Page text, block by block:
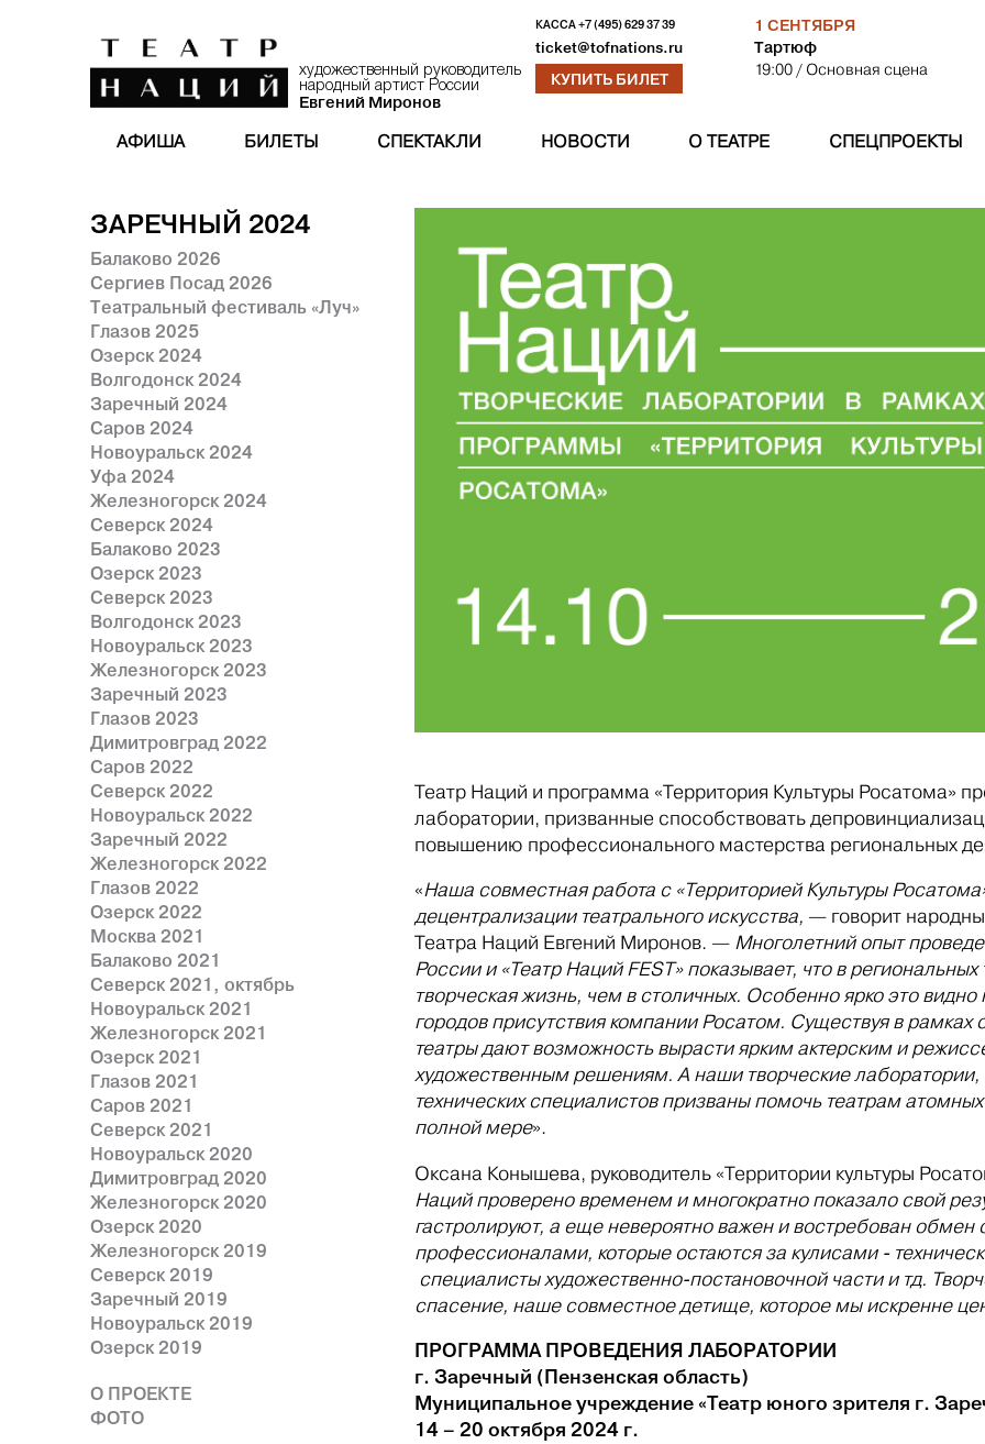
художественный руководитель
народный артист России
Евгений Миронов
КАССА+7 (495) 629 37 39
ticket@tofnations.ru
КУПИТЬ БИЛЕТ
1 СЕНТЯБРЯ
Тартюф
19:00 / Основная сцена
АФИША БИЛЕТЫ СПЕКТАКЛИ НОВОСТИ О ТЕАТРЕ СПЕЦПРОЕКТЫ
ЗАРЕЧНЫЙ 2024
Балаково 2026
Сергиев Посад 2026
Театральный фестиваль «Луч»
Глазов 2025
Озерск 2024
Волгодонск 2024
Заречный 2024
Саров 2024
Новоуральск 2024
Уфа 2024
Железногорск 2024
Северск 2024
Балаково 2023
Озерск 2023
Северск 2023
Волгодонск 2023
Новоуральск 2023
Железногорск 2023
Заречный 2023
Глазов 2023
Димитровград 2022
Саров 2022
Северск 2022
Новоуральск 2022
Заречный 2022
Железногорск 2022
Глазов 2022
Озерск 2022
Москва 2021
Балаково 2021
Северск 2021, октябрь
Новоуральск 2021
Железногорск 2021
Озерск 2021
Глазов 2021
Саров 2021
Северск 2021
Новоуральск 2020
Димитровград 2020
Железногорск 2020
Озерск 2020
Железногорск 2019
Северск 2019
Заречный 2019
Новоуральск 2019
Озерск 2019
О ПРОЕКТЕ
ФОТО
Театр Наций и программа «Территория Культуры Росатома»
лаборатории, призванные способствовать
повышению профессионального мастерства региональных
«Наша совместная работа с «Территорией Культуры
децентрализации театрального искусства, — говорит
Театра Наций Евгений Миронов. — Многолетний опыт
России и «Театр Наций FEST» показывает, что в
творческая жизнь, чем в столичных. Особенно ярко это
городов присутствия компании Росатом. Существуя в
театры дают возможность вырасти ярким актерским и
художественным решениям. А наши творческие лаборатории,
технических специалистов призваны помочь театрам
полной мере».
Оксана Конышева, руководитель «Территории культуры
Наций проверено временем и многократно показало свой
гастролируют, а еще невероятно важен и востребован
профессионалами, которые остаются за кулисами -
специалисты художественно-постановочной части и тд.
спасение, наше совместное детище, которое мы искренне
ПРОГРАММА ПРОВЕДЕНИЯ ЛАБОРАТОРИИ
г. Заречный (Пензенская область)
Муниципальное учреждение «Театр юного зрителя г.
14 – 20 октября 2024 г.